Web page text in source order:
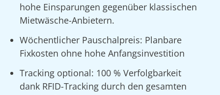
hohe Einsparungen gegenüber klassischen
Mietwäsche-Anbietern.
Wöchentlicher Pauschalpreis: Planbare
Fixkosten ohne hohe Anfangsinvestition
Tracking optional: 100 % Verfolgbarkeit
dank RFID-Tracking durch den gesamten